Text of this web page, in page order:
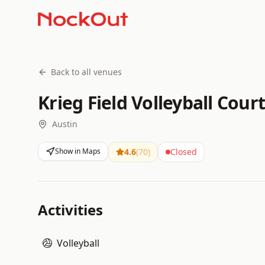
Back to all venues
Krieg Field Volleyball
Austin
Show in Maps 4.6(70) Closed
Activities
Volleyball